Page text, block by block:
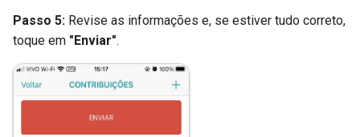
Passo 5: Revise as informações e, se estiver tudo correto,
toque em "Enviar".